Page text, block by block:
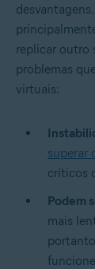
replicar outro
problemas
virtuais:
superar
críticos
Podem
mais